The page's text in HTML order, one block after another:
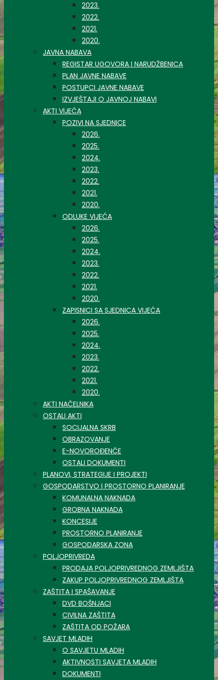
2023.
2022.
2021.
2020.
JAVNA NABAVA
REGISTAR UGOVORA I NARUDŽBENICA
PLAN JAVNE NABAVE
POSTUPCI JAVNE NABAVE
IZVJEŠTAJI O JAVNOJ NABAVI
AKTI VIJEĆA
POZIVI NA SJEDNICE
2026.
2025.
2024.
2023.
2022.
2021.
2020.
ODLUKE VIJEĆA
2026.
2025.
2024.
2023.
2022.
2021.
2020.
ZAPISNICI SA SJEDNICA VIJEĆA
2026.
2025.
2024.
2023.
2022.
2021.
2020.
AKTI NAČELNIKA
OSTALI AKTI
SOCIJALNA SKRB
OBRAZOVANJE
E-NOVOROĐENČE
OSTALI DOKUMENTI
PLANOVI, STRATEGIJE I PROJEKTI
GOSPODARSTVO I PROSTORNO PLANIRANJE
KOMUNALNA NAKNADA
GROBNA NAKNADA
KONCESIJE
PROSTORNO PLANIRANJE
GOSPODARSKA ZONA
POLJOPRIVREDA
PRODAJA POLJOPRIVREDNOG ZEMLJIŠTA
ZAKUP POLJOPRIVREDNOG ZEMLJIŠTA
ZAŠTITA I SPAŠAVANJE
DVD BOŠNJACI
CIVILNA ZAŠTITA
ZAŠTITA OD POŽARA
SAVJET MLADIH
O SAVJETU MLADIH
AKTIVNOSTI SAVJETA MLADIH
DOKUMENTI